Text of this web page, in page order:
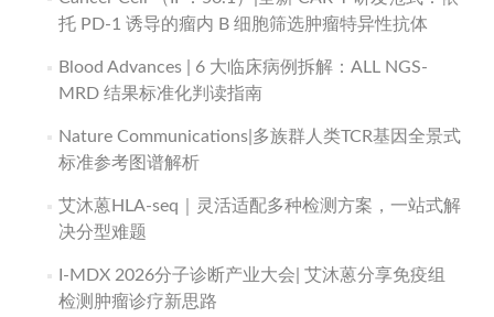
托 PD-1 诱导的瘤内 B 细胞筛选肿瘤特异性抗体
Blood Advances | 6 大临床病例拆解：ALL NGS-
MRD 结果标准化判读指南
Nature Communications|多族群人类TCR基因全景式
标准参考图谱解析
艾沐蒽HLA-seq｜灵活适配多种检测方案，一站式解
决分型难题
I-MDX 2026分子诊断产业大会| 艾沐蒽分享免疫组
检测肿瘤诊疗新思路